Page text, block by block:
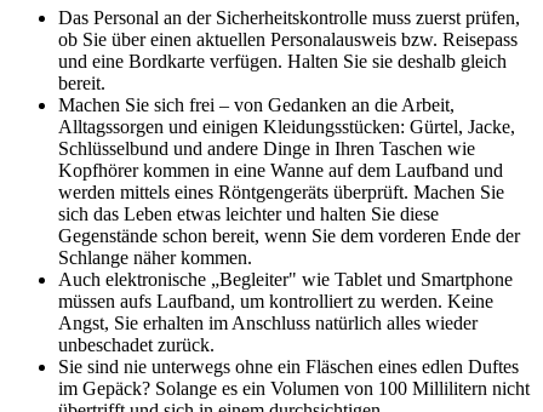
Das Personal an der Sicherheitskontrolle muss zuerst prüfen,
ob Sie über einen aktuellen Personalausweis bzw. Reisepass
und eine Bordkarte verfügen. Halten Sie sie deshalb gleich
bereit.
Machen Sie sich frei – von Gedanken an die Arbeit,
Alltagssorgen und einigen Kleidungsstücken: Gürtel, Jacke,
Schlüsselbund und andere Dinge in Ihren Taschen wie
Kopfhörer kommen in eine Wanne auf dem Laufband und
werden mittels eines Röntgengeräts überprüft. Machen Sie
sich das Leben etwas leichter und halten Sie diese
Gegenstände schon bereit, wenn Sie dem vorderen Ende der
Schlange näher kommen.
Auch elektronische „Begleiter" wie Tablet und Smartphone
müssen aufs Laufband, um kontrolliert zu werden. Keine
Angst, Sie erhalten im Anschluss natürlich alles wieder
unbeschadet zurück.
Sie sind nie unterwegs ohne ein Fläschen eines edlen Duftes
im Gepäck? Solange es ein Volumen von 100 Millilitern nicht